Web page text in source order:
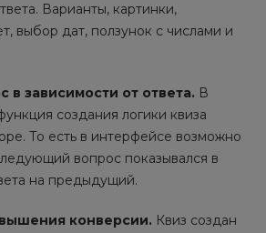
Варианты, картинки,
выбор дат, ползунок с числами и
в зависимости от ответа. В
создания логики квиза
То есть в интерфейсе возможно
вопрос показывался в
на предыдущий.
конверсии. Квиз создан